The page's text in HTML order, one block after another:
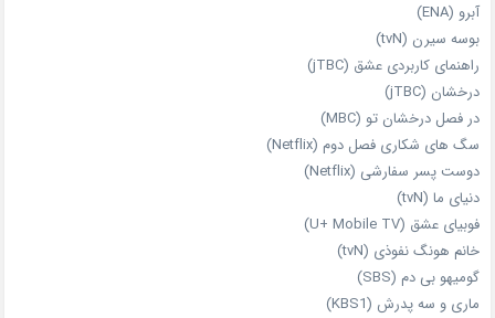
آبرو (ENA)
بوسه سیرن (tvN)
راهنمای کاربردی عشق (jTBC)
درخشان (jTBC)
در فصل درخشان تو (MBC)
سگ های شکاری فصل دوم (Netflix)
دوست‌ پسر سفارشی (Netflix)
دنیای ما (tvN)
فوبیای عشق (U+ Mobile TV)
خانم هونگ نفوذی (tvN)
گومیهو بی دم (SBS)
ماری و سه پدرش (KBS1)